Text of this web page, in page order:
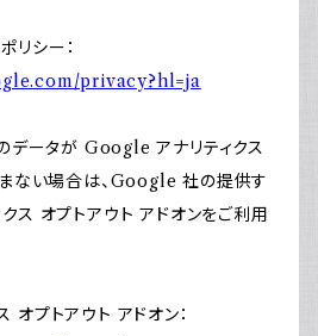
リシー：
privacy?hl=ja
データが Google アナリティクス
ない場合は、Google 社の提供す
ス オプトアウト アドオンをご利用
プトアウト アドオン：